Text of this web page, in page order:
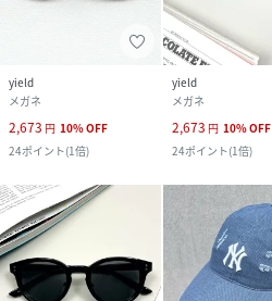
yield
メガネ
2,673 円 10%OFF
24ポイント(1倍)
yield
メガネ
2,673 円 10%OFF
24ポイント(1倍)